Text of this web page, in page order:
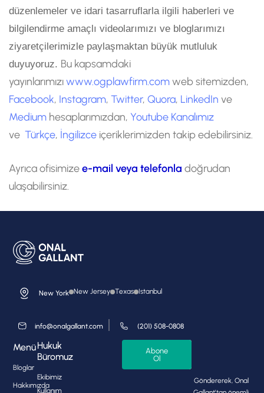
düzenlemeler ve idari tasarruflarla ilgili haberleri ve
bilgilendirme amaçlı videolarımızı ve bloglarımızı
ziyaretçilerimizle paylaşmaktan büyük mutluluk
duyuyoruz. Bu kapsamdaki
yayınlarımızıwww.ogplawfirm.comweb sitemizden,
Facebook, Instagram, Twitter, Quora, LinkedIn ve
Medium hesaplarımızdan, Youtube Kanalımız
ve Türkçe, İngilizce içeriklerimizden takip edebilirsiniz.
Ayrıca ofisimizee-mail veya telefonla doğrudan
ulaşabilirsiniz.
New York New Jersey Texas Istanbul
info@onalgallant.com (201) 508-0808
Menü
Bloglar
Hakkımızda
Hukuk
Büromuz
Ekibimiz
Kullanım
Abone
Ol
Göndererek, Onal